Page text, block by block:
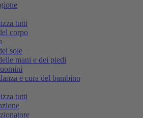
tutti
corpo
sole
mani e dei piedi
e cura del bambino
tutti